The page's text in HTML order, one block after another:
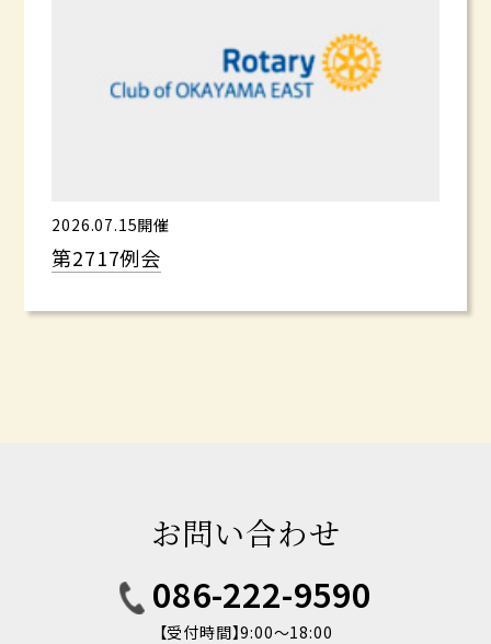
2026.07.15開催
第2717例会
お問い合わせ
086-222-9590
【受付時間】9:00〜18:00